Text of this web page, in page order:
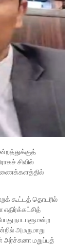
சிவில்
கூட்டத் தொடரில்
நாடாளுமன்ற
அமருமாறு
மறுப்புத்